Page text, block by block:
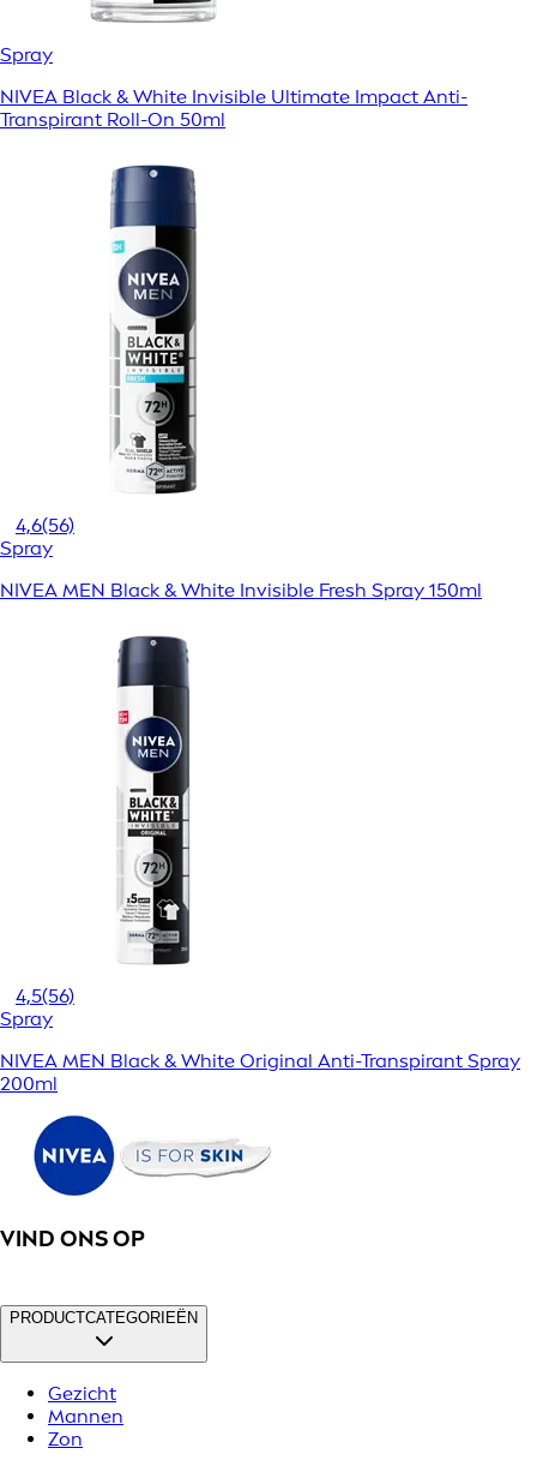
Spray
NIVEA Black & White Invisible Ultimate Impact Anti-
Transpirant Roll-On 50ml
4,6(56)
Spray
NIVEA MEN Black & White Invisible Fresh Spray 150ml
4,5(56)
Spray
NIVEA MEN Black & White Original Anti-Transpirant Spray
200ml
VIND ONS OP
PRODUCTCATEGORIEËN
Gezicht
Mannen
Zon